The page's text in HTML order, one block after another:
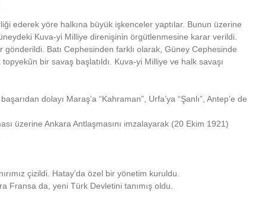
ederek yöre halkına büyük işkenceler yaptılar. Bunun üzerine
Kuva-yi Milliye direnişinin örgütlenmesine karar ve­rildi.
Batı Cephesinden farklı olarak, Güney Cephesinde
bir sa­vaş başlatıldı. Kuva-yi Milliye ve halk savaşı
dolayı Maraş’a “Kahraman”, Urfa’ya “Şanlı”, Antep’e de
üzerine Ankara Antlaşmasını imzalayarak (20 Ekim 1921)
çizildi. Hatay’da özel bir yönetim ku­ruldu.
Fransa da, yeni Türk Devletini tanımış oldu.